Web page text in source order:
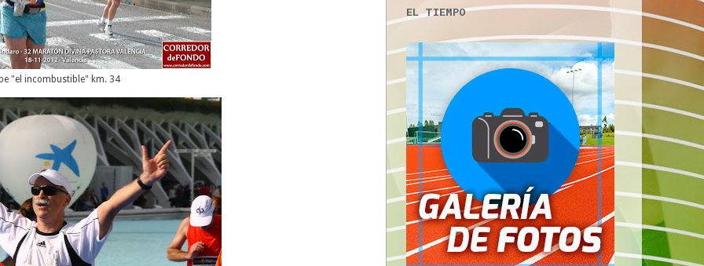
"el incombustible" km. 34
EL TIEMPO